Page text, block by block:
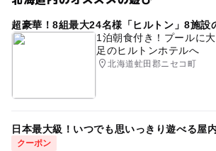
超豪華！8組最大24名様「ヒルトン」8施設
1泊朝食付き！プールに
足のヒルトンホテルへ
北海道虻田郡ニセコ町
日本最大級！いつでも思いっきり遊べる屋
クーポン